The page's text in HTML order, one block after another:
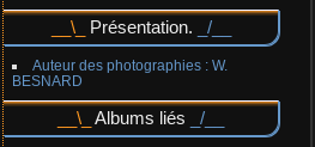
Présentation.
Auteur des photographies : W.
BESNARD
Albums liés